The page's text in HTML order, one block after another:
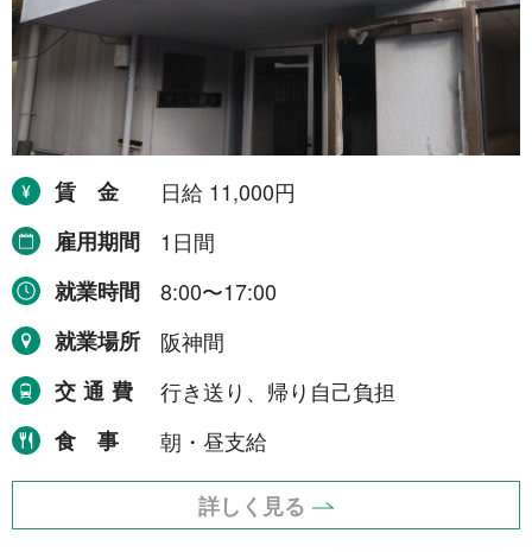
賃金
日給 11,000円
雇用期間
1日間
就業時間
8:00〜17:00
就業場所
阪神間
交通費
行き送り、帰り自己負担
食事
朝・昼支給
詳しく見る